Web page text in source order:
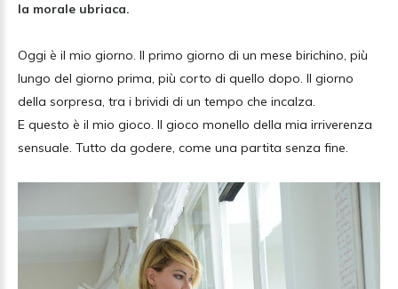
la morale ubriaca.
Oggi è il mio giorno. Il primo giorno di un mese birichino, più
lungo del giorno prima, più corto di quello dopo. Il giorno
della sorpresa, tra i brividi di un tempo che incalza.
E questo è il mio gioco. Il gioco monello della mia irriverenza
sensuale. Tutto da godere, come una partita senza fine.